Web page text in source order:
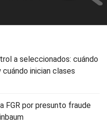
a seleccionados: cuándo
inician clases
FGR por presunto fraude